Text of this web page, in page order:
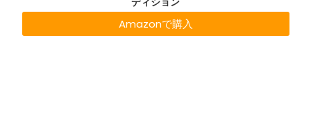
Amazonで購入